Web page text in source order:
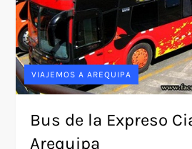
VIAJEMOS A AREQUIPA
Bus de la Expreso
Arequipa